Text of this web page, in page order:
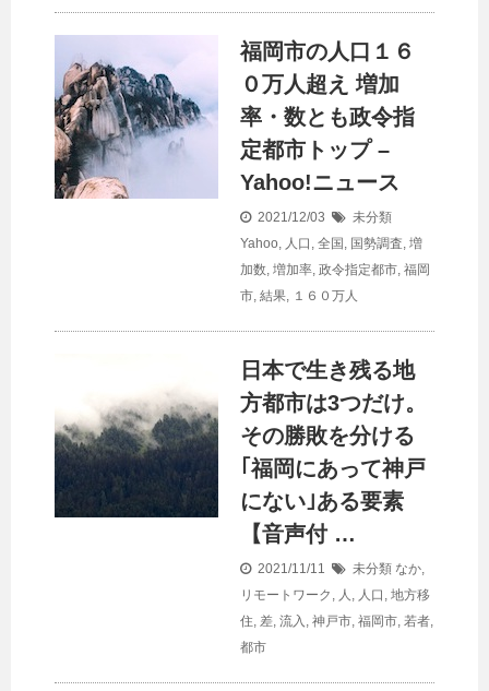
福岡市の人口 １６
０万人超え 増加
率・数とも政令指
定都市トップ –
Yahoo!ニュース
2021/12/03
未分類
Yahoo, 人口 , 全国 , 国勢調査, 増
加数, 増加率, 政令指定都市, 福岡
市, 結果, １６０万人
日本で生き残る地
方都市は3つだけ。
その勝敗を分ける
｢福岡にあって神戸
にない｣ある要素
【音声付 …
2021/11/11 未分類 なか,
リモートワーク , 人 , 人口 , 地方移
住, 差, 流入 , 神戸市, 福岡市, 若者,
都市